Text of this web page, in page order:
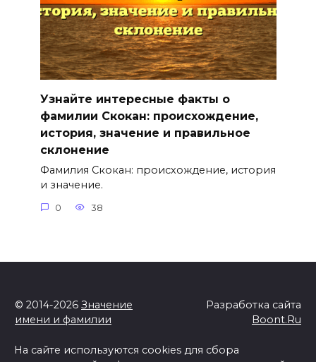
Узнайте интересные факты о
фамилии Скокан: происхождение,
история, значение и правильное
склонение
Фамилия Скокан: происхождение, история
и значение.
0 38
© 2014-2026 Значение
имени и фамилии
Разработка сайта
Boont.Ru
На сайте используются cookies для сбора